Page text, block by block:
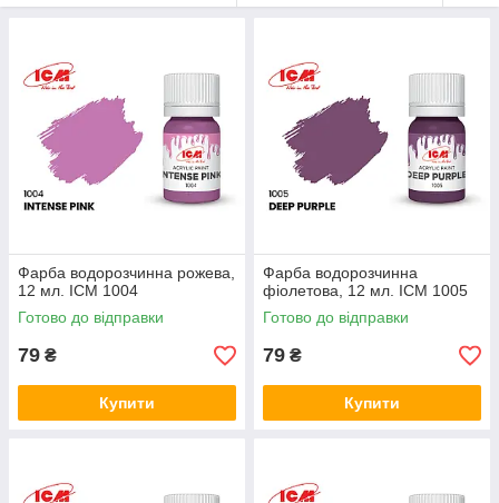
Фарба водорозчинна рожева,
12 мл. ICM 1004
Готово до відправки
79 ₴
Купити
Фарба водорозчинна
фіолетова, 12 мл. ICM 1005
Готово до відправки
79 ₴
Купити